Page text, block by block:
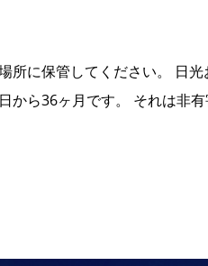
所に保管してください。 日
から36ヶ月です。 それは非有